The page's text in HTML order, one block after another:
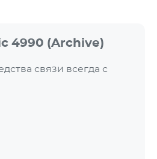
4990 (Archive)
связи всегда с